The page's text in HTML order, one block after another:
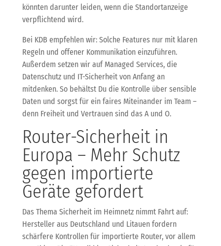
könnten darunter leiden, wenn die Standortanzeige
verpflichtend wird.
Bei KDB empfehlen wir: Solche Features nur mit klaren
Regeln und offener Kommunikation einzuführen.
Außerdem setzen wir auf Managed Services, die
Datenschutz und IT-Sicherheit von Anfang an
mitdenken. So behältst Du die Kontrolle über sensible
Daten und sorgst für ein faires Miteinander im Team –
denn Freiheit und Vertrauen sind das A und O.
Router-Sicherheit in
Europa – Mehr Schutz
gegen importierte
Geräte gefordert
Das Thema Sicherheit im Heimnetz nimmt Fahrt auf:
Hersteller aus Deutschland und Litauen fordern
schärfere Kontrollen für importierte Router, vor allem